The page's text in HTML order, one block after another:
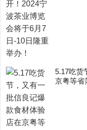
5.17吃货
京粤等省